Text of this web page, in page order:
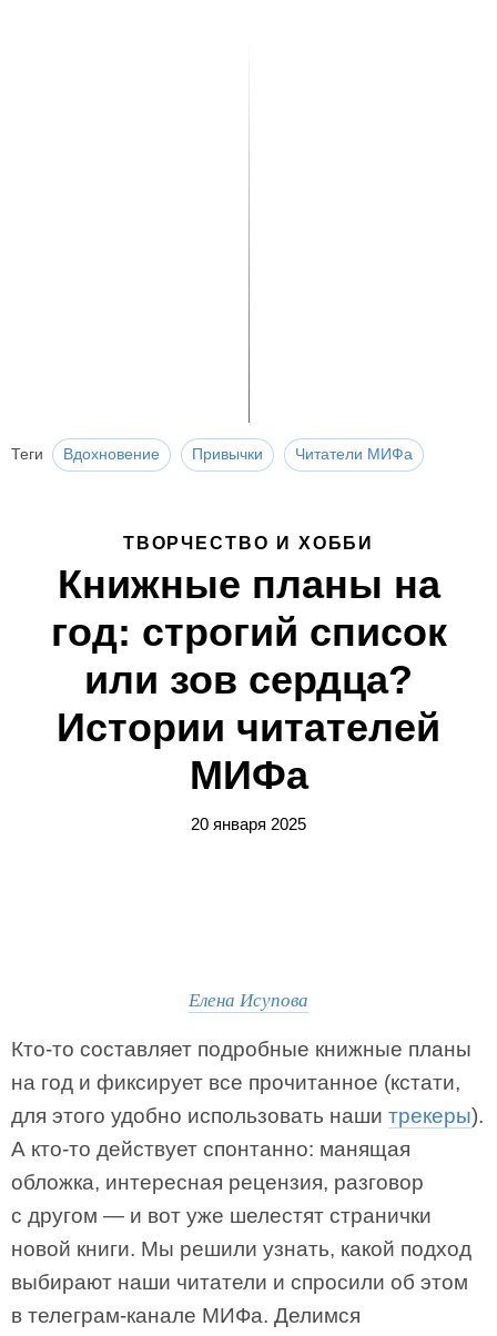
Теги Вдохновение Привычки Читатели МИФа
ТВОРЧЕСТВО И ХОББИ
Книжные планы на
год: строгий список
или зов сердца?
Истории читателей
МИФа
20 января 2025
Елена Исупова
Кто-то составляет подробные книжные планы
на год и фиксирует все прочитанное (кстати,
для этого удобно использовать наши трекеры).
А кто-то действует спонтанно: манящая
обложка, интересная рецензия, разговор
с другом — и вот уже шелестят странички
новой книги. Мы решили узнать, какой подход
выбирают наши читатели и спросили об этом
в телеграм-канале МИФа. Делимся